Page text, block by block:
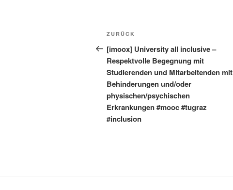
Beitragsnavigation
Vorheriger
Beitrag
ZURÜCK
[imoox] University all inclusive –
Respektvolle Begegnung mit
Studierenden und Mitarbeitenden mit
Behinderungen und/oder
physischen/psychischen
Erkrankungen #mooc #tugraz
#inclusion